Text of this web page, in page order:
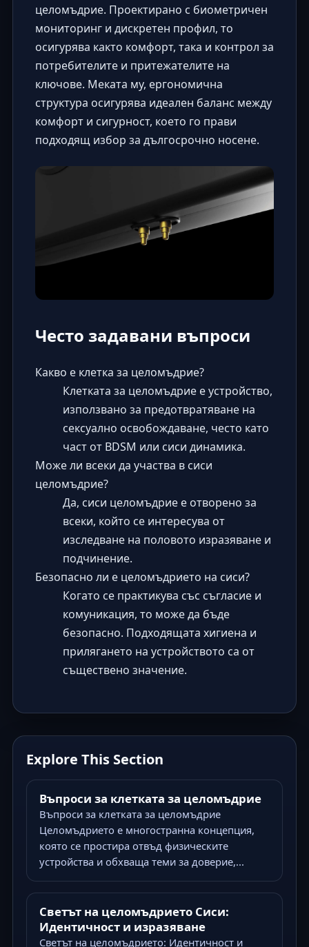
целомъдрие. Проектирано с биометричен
мониторинг и дискретен профил, то
осигурява както комфорт, така и контрол за
потребителите и притежателите на
ключове. Меката му, ергономична
структура осигурява идеален баланс между
комфорт и сигурност, което го прави
подходящ избор за дългосрочно носене.
Често задавани въпроси
Какво е клетка за целомъдрие?
Клетката за целомъдрие е устройство,
използвано за предотвратяване на
сексуално освобождаване, често като
част от BDSM или сиси динамика.
Може ли всеки да участва в сиси
целомъдрие?
Да, сиси целомъдрие е отворено за
всеки, който се интересува от
изследване на половото изразяване и
подчинение.
Безопасно ли е целомъдрието на сиси?
Когато се практикува със съгласие и
комуникация, то може да бъде
безопасно. Подходящата хигиена и
прилягането на устройството са от
съществено значение.
Explore This Section
Въпроси за клетката за целомъдрие
Въпроси за клетката за целомъдрие
Целомъдрието е многостранна концепция,
която се простира отвъд физическите
устройства и обхваща теми за доверие,...
Светът на целомъдрието Сиси:
Идентичност и изразяване
Светът на целомъдрието: Идентичност и